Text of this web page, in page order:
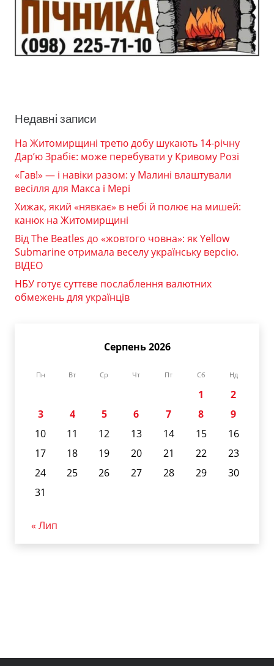
Недавні записи
На Житомирщині третю добу шукають 14-річну
Дар’ю Зрабіє: може перебувати у Кривому Розі
«Гав!» — і навіки разом: у Малині влаштували
весілля для Макса і Мері
Хижак, який «нявкає» в небі й полює на мишей:
канюк на Житомирщині
Від The Beatles до «жовтого човна»: як Yellow
Submarine отримала веселу українську версію.
ВІДЕО
НБУ готує суттєве послаблення валютних
обмежень для українців
Серпень 2026
Пн Вт Ср Чт Пт Сб Нд
1
2
3
4 5 6 7 8
9
10
11 12 13 14 15
16
17
18 19 20 21 22
23
24
25 26 27 28 29
30
31
« Лип